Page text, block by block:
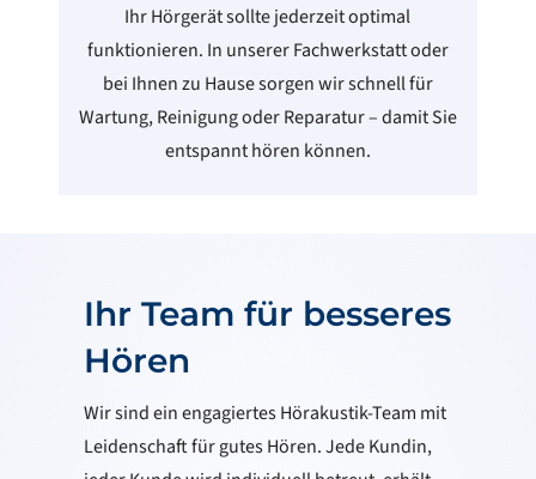
Ihr Hörgerät sollte jederzeit optimal
funktionieren. In unserer Fachwerkstatt oder
bei Ihnen zu Hause sorgen wir schnell für
Wartung, Reinigung oder Reparatur – damit Sie
entspannt hören können.
Ihr Team für besseres
Hören
Wir sind ein engagiertes Hörakustik-Team mit
Leidenschaft für gutes Hören. Jede Kundin,